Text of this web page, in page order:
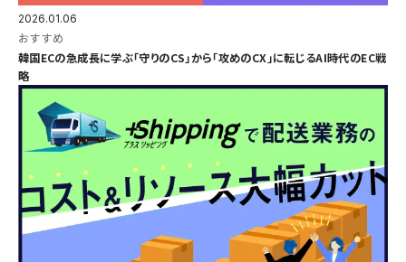
2026.01.06
おすすめ
韓国ECの急成長に学ぶ「守りのCS」から「攻めのCX」に転じるAI時代のEC戦
略